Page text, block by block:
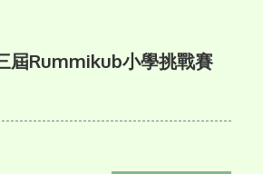
屆Rummikub小學挑戰賽